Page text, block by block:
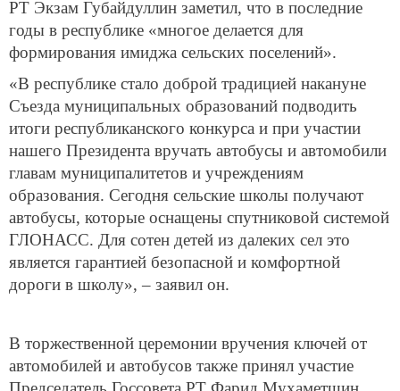
РТ Экзам Губайдуллин заметил, что в последние
годы в республике «многое делается для
формирования имиджа сельских поселений».
«В республике стало доброй традицией накануне
Съезда муниципальных образований подводить
итоги республиканского конкурса и при участии
нашего Президента вручать автобусы и автомобили
главам муниципалитетов и учреждениям
образования. Сегодня сельские школы получают
автобусы, которые оснащены спутниковой системой
ГЛОНАСС. Для сотен детей из далеких сел это
является гарантией безопасной и комфортной
дороги в школу», – заявил он.
В торжественной церемонии вручения ключей от
автомобилей и автобусов также принял участие